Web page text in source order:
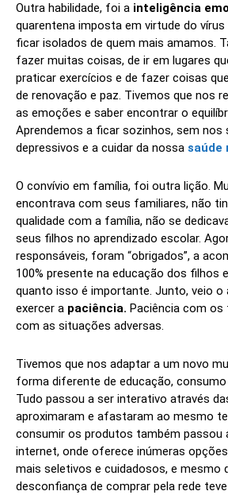
Outra habilidade, foi a inteligência
quarentena imposta em virtude do
ficar isolados de quem mais amamos.
fazer muitas coisas, de ir em lugares
praticar exercícios e de fazer coisas
de renovação e paz. Tivemos que nos
as emoções e saber encontrar o
Aprendemos a ficar sozinhos, sem
depressivos e a cuidar da nossa saúde
O convívio em família, foi outra lição.
encontrava com seus familiares, não
qualidade com a família, não se
seus filhos no aprendizado escolar.
responsáveis, foram “obrigados”, a
100% presente na educação dos filhos
quanto isso é importante. Junto, veio o
exercer a paciência. Paciência com
com as situações adversas.
Tivemos que nos adaptar a um novo
forma diferente de educação,
Tudo passou a ser interativo através
aproximaram e afastaram ao mesmo
consumir os produtos também passou
internet, onde oferece inúmeras
mais seletivos e cuidadosos, e mesmo
desconfiança de comprar pela rede